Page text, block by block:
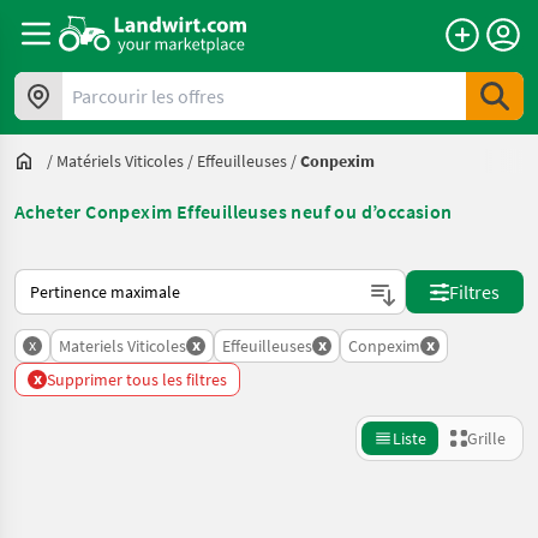
Parcourir les offres
/ Matériels Viticoles / Effeuilleuses /Conpexim
Acheter Conpexim Effeuilleuses neuf ou d’occasion
Voici comment les annonces sont triées sur Landwirt.com
Filtres
x Materiels Viticoles x Effeuilleuses x Conpexim x
x Supprimer tous les filtres
Liste Grille